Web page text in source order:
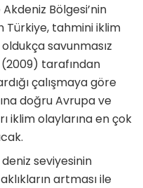
Bölgesi’nin
Türkiye, tahmini iklim
savunmasız
(2009) tarafından
çalışmaya göre
doğru Avrupa ve
iklim olaylarına en çok
seviyesinin
artması ile